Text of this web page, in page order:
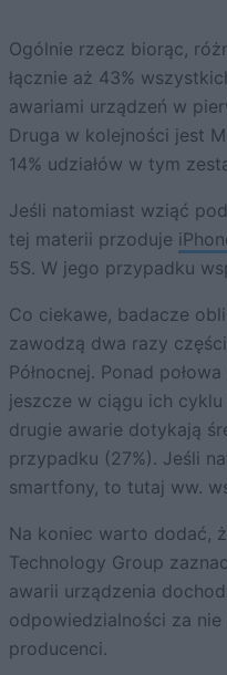
Ogólnie rzecz biorąc,
łącznie aż 43%
awariami urządzeń w
Druga w kolejności jest
14% udziałów w tym
Jeśli natomiast wziąć
tej materii przoduje
5S. W jego przypadku
Co ciekawe, badacze
zawodzą dwa razy
Północnej. Ponad
jeszcze w ciągu ich
drugie awarie dotykają
przypadku (27%). Jeśli
smartfony, to tutaj ww.
Na koniec warto dodać,
Technology Group
awarii urządzenia
odpowiedzialności za
producenci.